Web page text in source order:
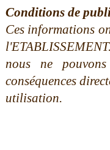
Conditions de
Ces informations
nous ne
conséquences
utilisation.